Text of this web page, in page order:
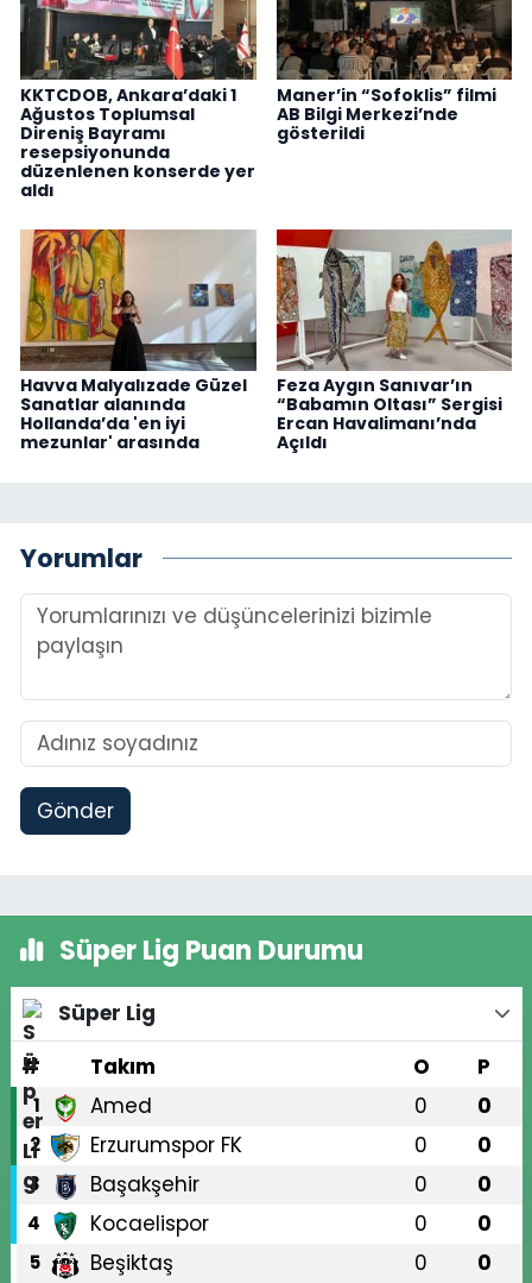
KKTCDOB, Ankara’daki 1
Ağustos Toplumsal
Direniş Bayramı
resepsiyonunda
düzenlenen konserde yer
aldı
Maner’in “Sofoklis” filmi
AB Bilgi Merkezi’nde
gösterildi
Havva Malyalızade Güzel
Sanatlar alanında
Hollanda’da 'en iyi
mezunlar' arasında
Feza Aygın Sanıvar’ın
“Babamın Oltası” Sergisi
Ercan Havalimanı’nda
Açıldı
Yorumlar
Gönder
Süper Lig Puan Durumu
Süper Lig
#
Takım O P
1 Amed 0 0
2 Erzurumspor FK 0 0
3 Başakşehir 0 0
4 Kocaelispor 0 0
5 Beşiktaş 0 0